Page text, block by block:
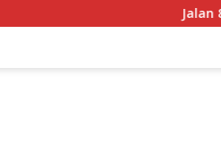
Jalan 8 Km di